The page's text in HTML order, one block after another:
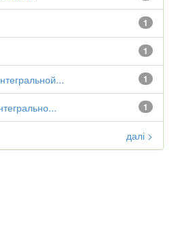
1
1
1
1
далі >